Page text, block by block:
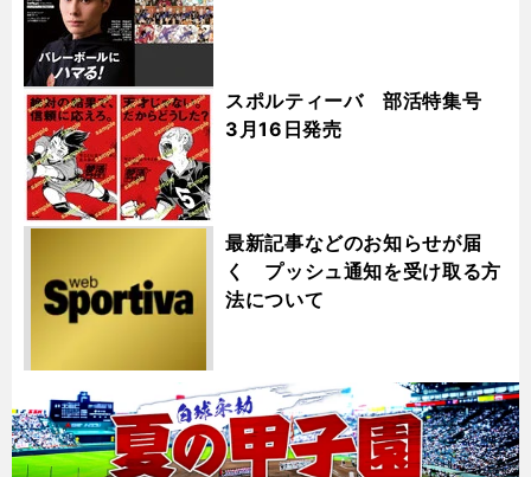
スポルティーバ 部活特集号
3月16日発売
最新記事などのお知らせが届
く プッシュ通知を受け取る方
法について